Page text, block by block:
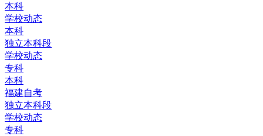
本科
学校动态
本科
独立本科段
学校动态
专科
本科
福建自考
独立本科段
学校动态
专科